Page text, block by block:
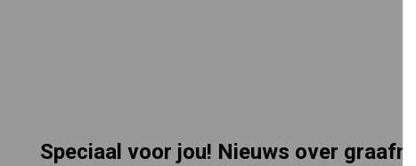
Speciaal voor jou! Nieuws over